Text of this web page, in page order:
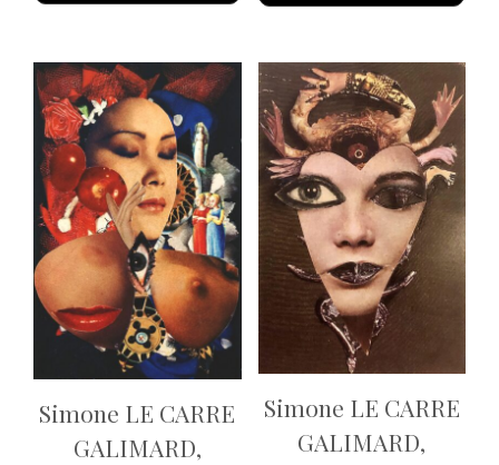
Simone LE CARRE
GALIMARD,
Simone LE CARRE
GALIMARD,